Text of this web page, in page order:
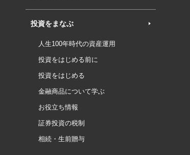
投資をまなぶ
人生100年時代の資産運用
投資をはじめる前に
投資をはじめる
金融商品について学ぶ
お役立ち情報
証券投資の税制
相続・生前贈与